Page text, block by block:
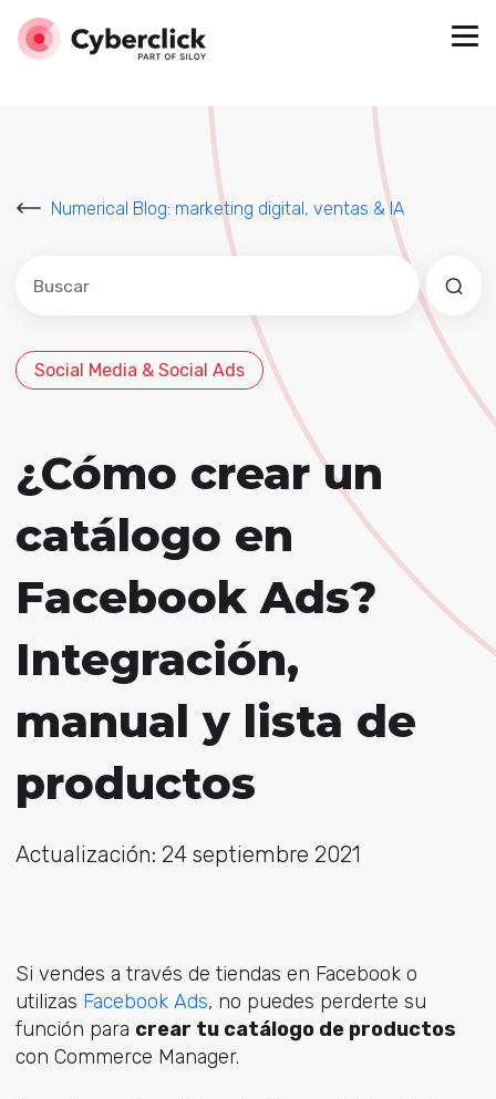
Numerical Blog: marketing digital, ventas & IA
Este es un campo de búsqueda con una función de
No hay sugerencias porque el campo de
Social Media & Social Ads
¿Cómo crear un
catálogo en
Facebook Ads?
Integración,
manual y lista de
productos
Actualización: 24 septiembre 2021
Si vendes a través de tiendas en Facebook o
utilizas Facebook Ads, no puedes perderte su
función para crear tu catálogo de productos
con Commerce Manager.